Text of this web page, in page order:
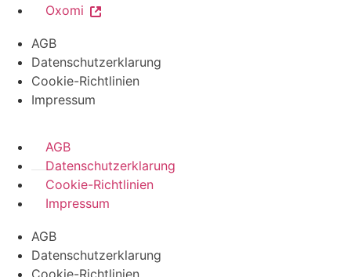
Oxomi
AGB
Datenschutzerklarung
Cookie-Richtlinien
Impressum
AGB
Datenschutzerklarung
Cookie-Richtlinien
Impressum
AGB
Datenschutzerklarung
Cookie-Richtlinien